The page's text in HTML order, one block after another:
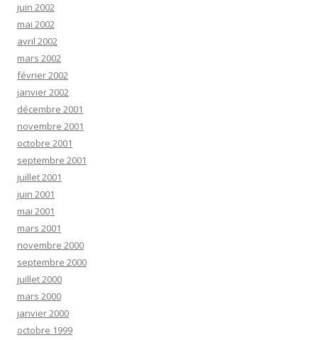
juin 2002
mai 2002
avril 2002
mars 2002
février 2002
janvier 2002
décembre 2001
novembre 2001
octobre 2001
septembre 2001
juillet 2001
juin 2001
mai 2001
mars 2001
novembre 2000
septembre 2000
juillet 2000
mars 2000
janvier 2000
octobre 1999